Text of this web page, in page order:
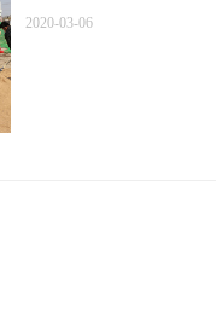
2020-03-06